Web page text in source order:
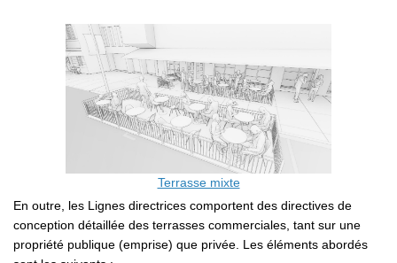
Terrasse mixte
En outre, les Lignes directrices comportent des directives de
conception détaillée des terrasses commerciales, tant sur une
propriété publique (emprise) que privée. Les éléments abordés